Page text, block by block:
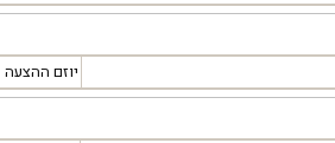
יוזם ההצעה